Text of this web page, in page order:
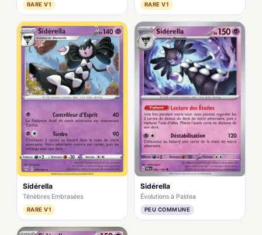
RARE V1 RARE V1
Sidérella
Ténèbres Embrasées
RARE V1
Sidérella
Évolutions à Paldea
PEU COMMUNE